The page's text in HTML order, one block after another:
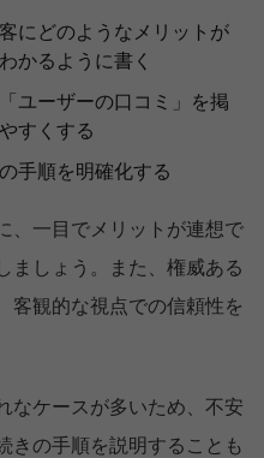
にどのようなメリットが
かるように書く
ユーザーの口コミ」を掲
すくする
手順を明確化する
、一目でメリットが連想で
ましょう。また、権威ある
客観的な視点での信頼性を
なケースが多いため、不安
きの手順を説明することも